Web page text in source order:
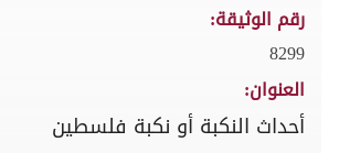
رقم الوثيقة:
8299
العنوان:
أحداث النكبة أو نكبة فلسطين